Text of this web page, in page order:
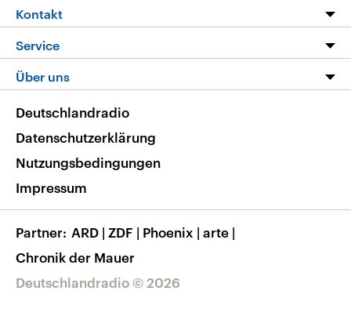
Die Nachrichten
Nachrichtenleicht
Neue Beiträge auf dlf.de
Livestream
Podcasts
Deutschlandfunk App
Nachrichten App
Frequenzen
Kontakt
Hörerservice
Service
FAQ
Veranstaltungen
Musikliste
RSS
Über uns
Barrierefreiheit
Deutschlandradio © 2026
Deutschlandradio
Datenschutzerklärung
Nutzungsbedingungen
Impressum
Partner ARD | ZDF | Phoenix | arte |
Chronik der Mauer